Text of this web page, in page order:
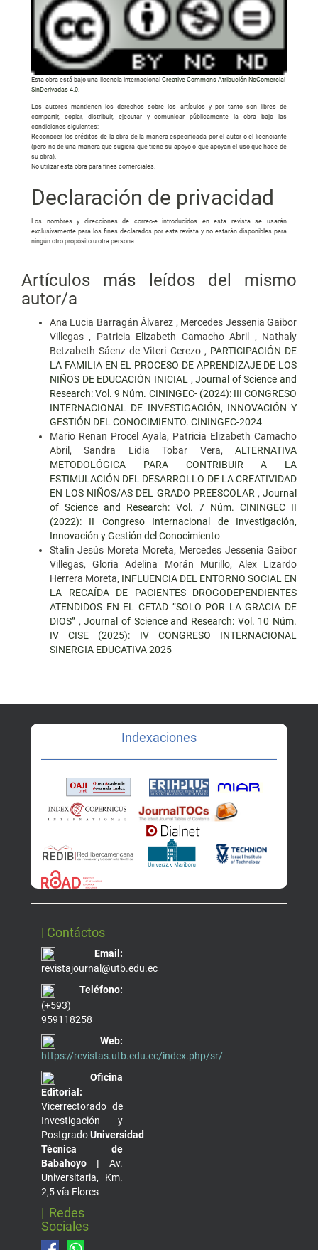
Esta obra está bajo una licencia internacional Creative Commons Atribución-NoComercial-
SinDerivadas 4.0.
Los autores mantienen los derechos sobre los artículos y por tanto son libres de
compartir, copiar, distribuir, ejecutar y comunicar públicamente la obra bajo las
condiciones siguientes:
Reconocer los créditos de la obra de la manera especificada por el autor o el licenciante
(pero no de una manera que sugiera que tiene su apoyo o que apoyan el uso que hace de
su obra).
No utilizar esta obra para fines comerciales.
Declaración de privacidad
Los nombres y direcciones de correo-e introducidos en esta revista se usarán
exclusivamente para los fines declarados por esta revista y no estarán disponibles para
ningún otro propósito u otra persona.
Artículos más leídos del mismo
autor/a
Ana Lucia Barragán Álvarez , Mercedes Jessenia Gaibor
Villegas , Patricia Elizabeth Camacho Abril , Nathaly
Betzabeth Sáenz de Viteri Cerezo , PARTICIPACIÓN DE
LA FAMILIA EN EL PROCESO DE APRENDIZAJE DE LOS
NIÑOS DE EDUCACIÓN INICIAL ,Journal of Science and
Research: Vol. 9 Núm. CININGEC- (2024): III CONGRESO
INTERNACIONAL DE INVESTIGACIÓN, INNOVACIÓN Y
GESTIÓN DEL CONOCIMIENTO. CININGEC-2024
Mario Renan Procel Ayala, Patricia Elizabeth Camacho
Abril, Sandra Lidia Tobar Vera, ALTERNATIVA
METODOLÓGICA PARA CONTRIBUIR A LA
ESTIMULACIÓN DEL DESARROLLO DE LA CREATIVIDAD
EN LOS NIÑOS/AS DEL GRADO PREESCOLAR ,Journal
of Science and Research: Vol. 7 Núm. CININGEC II
(2022): II Congreso Internacional de Investigación,
Innovación y Gestión del Conocimiento
Stalin Jesús Moreta Moreta, Mercedes Jessenia Gaibor
Villegas, Gloria Adelina Morán Murillo, Alex Lizardo
Herrera Moreta, INFLUENCIA DEL ENTORNO SOCIAL EN
LA RECAÍDA DE PACIENTES DROGODEPENDIENTES
ATENDIDOS EN EL CETAD “SOLO POR LA GRACIA DE
DIOS” ,Journal of Science and Research: Vol. 10 Núm.
IV CISE (2025): IV CONGRESO INTERNACIONAL
SINERGIA EDUCATIVA 2025
Indexaciones
| Contáctos
Email:
revistajournal@utb.edu.ec
Teléfono:
(+593)
959118258
Web:
https://revistas.utb.edu.ec/index.php/sr/
Oficina
Editorial:
Vicerrectorado de
Investigación y
PostgradoUniversidad
Técnica de
Babahoyo | Av.
Universitaria, Km.
2,5 vía Flores
| Redes
Sociales